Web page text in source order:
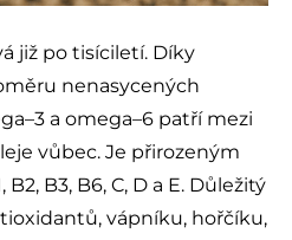
již po tisíciletí. Díky
nenasycených
a omega–6 patří mezi
vůbec. Je přirozeným
B3, B6, C, D a E. Důležitý
vápníku, hořčíku,